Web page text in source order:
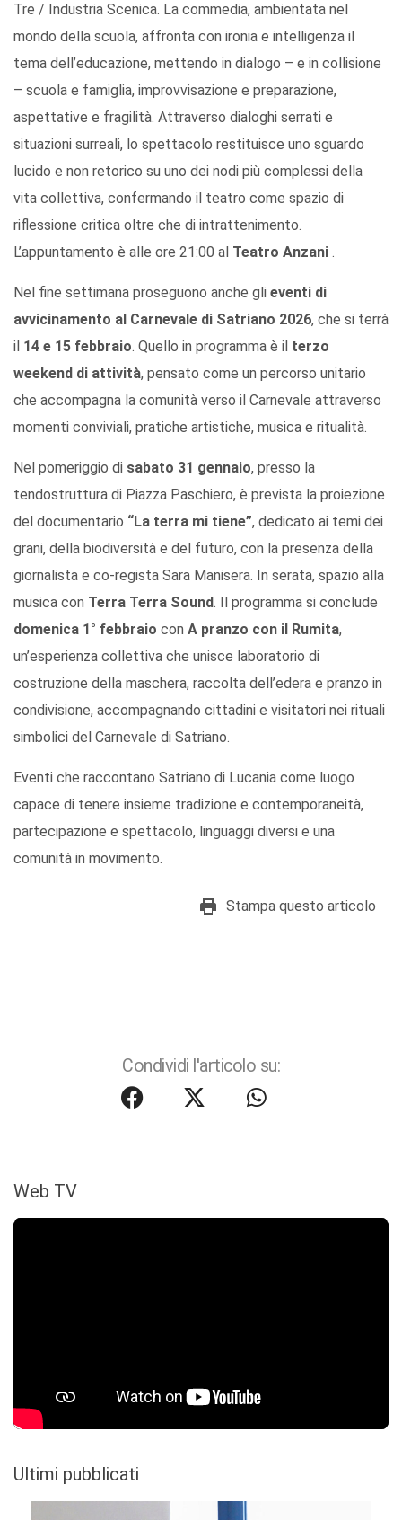
Tre / Industria Scenica. La commedia, ambientata nel
mondo della scuola, affronta con ironia e intelligenza il
tema dell’educazione, mettendo in dialogo – e in collisione
– scuola e famiglia, improvvisazione e preparazione,
aspettative e fragilità. Attraverso dialoghi serrati e
situazioni surreali, lo spettacolo restituisce uno sguardo
lucido e non retorico su uno dei nodi più complessi della
vita collettiva, confermando il teatro come spazio di
riflessione critica oltre che di intrattenimento.
L’appuntamento è alle ore 21:00 al Teatro Anzani .
Nel fine settimana proseguono anche gli eventi di
avvicinamento al Carnevale di Satriano 2026, che si terrà
il 14 e 15 febbraio. Quello in programma è il terzo
weekend di attività, pensato come un percorso unitario
che accompagna la comunità verso il Carnevale attraverso
momenti conviviali, pratiche artistiche, musica e ritualità.
Nel pomeriggio di sabato 31 gennaio, presso la
tendostruttura di Piazza Paschiero, è prevista la proiezione
del documentario “La terra mi tiene”, dedicato ai temi dei
grani, della biodiversità e del futuro, con la presenza della
giornalista e co-regista Sara Manisera. In serata, spazio alla
musica con Terra Terra Sound. Il programma si conclude
domenica 1° febbraio con A pranzo con il Rumita,
un’esperienza collettiva che unisce laboratorio di
costruzione della maschera, raccolta dell’edera e pranzo in
condivisione, accompagnando cittadini e visitatori nei rituali
simbolici del Carnevale di Satriano.
Eventi che raccontano Satriano di Lucania come luogo
capace di tenere insieme tradizione e contemporaneità,
partecipazione e spettacolo, linguaggi diversi e una
comunità in movimento.
Stampa questo articolo
Condividi l'articolo su:
Web TV
Ultimi pubblicati